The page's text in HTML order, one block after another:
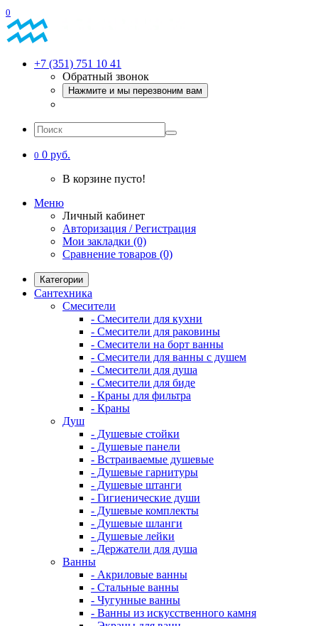
0
+7 (351) 751 10 41
Обратный звонок
Нажмите и мы перезвоним вам
0 0 руб.
В корзине пусто!
Меню
Личный кабинет
Авторизация / Регистрация
Мои закладки (0)
Сравнение товаров (0)
Категории
Сантехника
Смесители
- Смесители для кухни
- Смесители для раковины
- Смесители на борт ванны
- Смесители для ванны с душем
- Смесители для душа
- Смесители для биде
- Краны для фильтра
- Краны
Душ
- Душевые стойки
- Душевые панели
- Встраиваемые душевые
- Душевые гарнитуры
- Душевые штанги
- Гигиенические души
- Душевые комплекты
- Душевые шланги
- Душевые лейки
- Держатели для душа
Ванны
- Акриловые ванны
- Стальные ванны
- Чугунные ванны
- Ванны из искусственного камня